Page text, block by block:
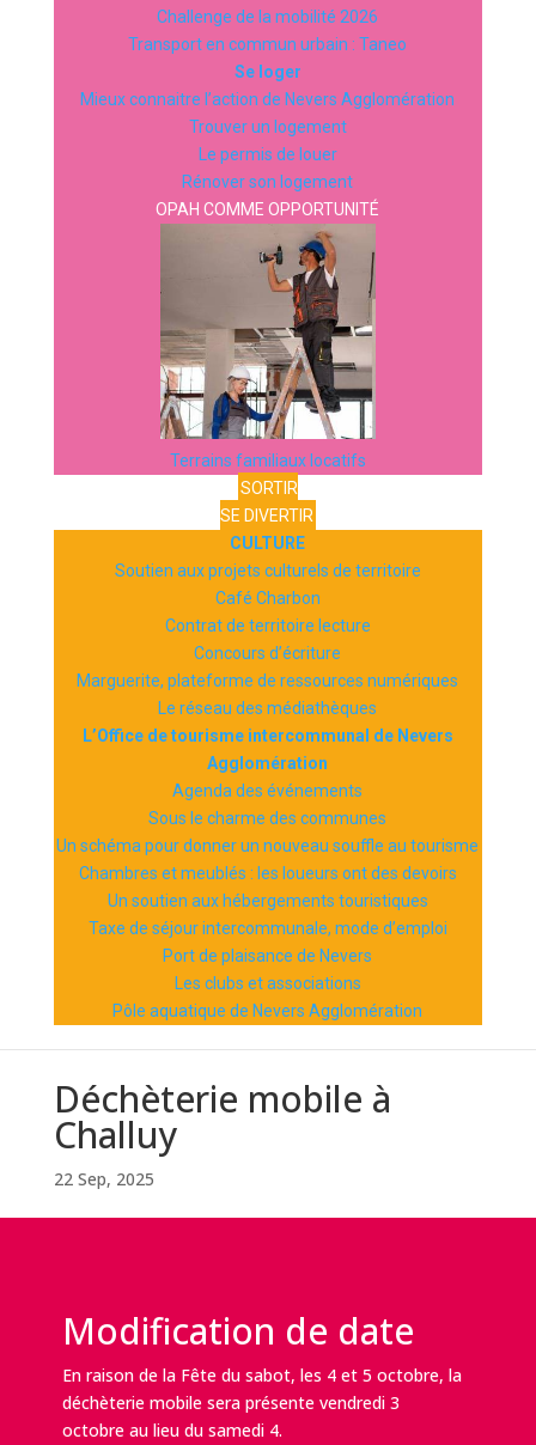
Challenge de la mobilité 2026
Transport en commun urbain : Taneo
Se loger
Mieux connaitre l’action de Nevers Agglomération
Trouver un logement
Le permis de louer
Rénover son logement
OPAH COMME OPPORTUNITÉ
Terrains familiaux locatifs
SORTIR
SE DIVERTIR
CULTURE
Soutien aux projets culturels de territoire
Café Charbon
Contrat de territoire lecture
Concours d’écriture
Marguerite, plateforme de ressources numériques
Le réseau des médiathèques
L’Office de tourisme intercommunal de Nevers
Agglomération
Agenda des événements
Sous le charme des communes
Un schéma pour donner un nouveau souffle au tourisme
Chambres et meublés : les loueurs ont des devoirs
Un soutien aux hébergements touristiques
Taxe de séjour intercommunale, mode d’emploi
Port de plaisance de Nevers
Les clubs et associations
Pôle aquatique de Nevers Agglomération
Déchèterie mobile à
Challuy
22 Sep, 2025
Modification de date
En raison de la Fête du sabot, les 4 et 5 octobre, la
déchèterie mobile sera présente vendredi 3
octobre au lieu du samedi 4.